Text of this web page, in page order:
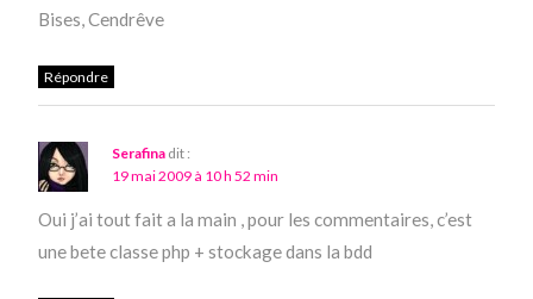
Bises, Cendrêve
Répondre
Serafina dit :
19 mai 2009 à 10 h 52 min
Oui j’ai tout fait a la main , pour les commentaires, c’est
une bete classe php + stockage dans la bdd